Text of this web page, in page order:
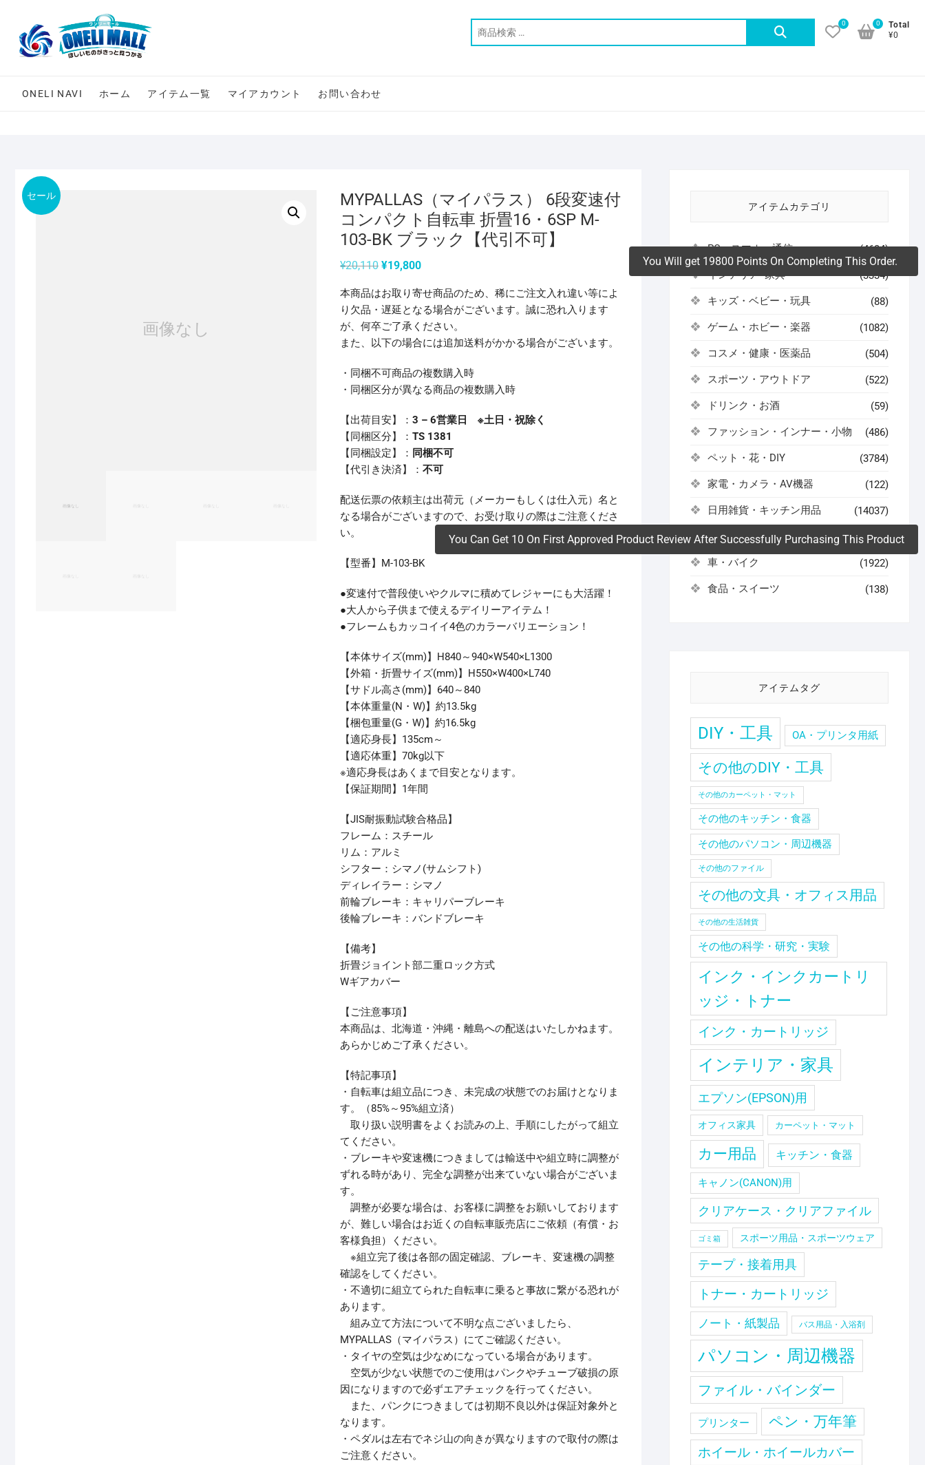
content
0
Total
¥0
0
ONELI NAVI ホーム アイテム一覧 マイアカウント お問い合わせ
セール
MYPALLAS（マイパラス） 6段変速付
コンパクト自転車 折畳16・6SP M-
103-BK ブラック【代引不可】
¥20,110 元
格
は
¥20,110
で
し
た。
¥19,800現
価
格
は
¥19,800
で
す。
本商品はお取り寄せ商品のため、稀にご注文入れ違い等によ
り欠品・遅延となる場合がございます。誠に恐れ入ります
が、何卒ご了承ください。
また、以下の場合には追加送料がかかる場合がございます。
・同梱不可商品の複数購入時
・同梱区分が異なる商品の複数購入時
【出荷目安】： 3 – 6営業日 ※土日・祝除く
【同梱区分】： TS 1381
【同梱設定】： 同梱不可
【代引き決済】： 不可
配送伝票の依頼主は出荷元（メーカーもしくは仕入元）名と
なる場合がございますので、お受け取りの際はご注意くださ
い。
【型番】M-103-BK
●変速付で普段使いやクルマに積めてレジャーにも大活躍！
●大人から子供まで使えるデイリーアイテム！
●フレームもカッコイイ4色のカラーバリエーション！
【本体サイズ(mm)】H840～940×W540×L1300
【外箱・折畳サイズ(mm)】H550×W400×L740
【サドル高さ(mm)】640～840
【本体重量(N・W)】約13.5kg
【梱包重量(G・W)】約16.5kg
【適応身長】135cm～
【適応体重】70kg以下
※適応身長はあくまで目安となります。
【保証期間】1年間
【JIS耐振動試験合格品】
フレーム：スチール
リム：アルミ
シフター：シマノ(サムシフト)
ディレイラー：シマノ
前輪ブレーキ：キャリパーブレーキ
後輪ブレーキ：バンドブレーキ
【備考】
折畳ジョイント部二重ロック方式
Wギアカバー
【ご注意事項】
本商品は、北海道・沖縄・離島への配送はいたしかねます。
あらかじめご了承ください。
【特記事項】
・自転車は組立品につき、未完成の状態でのお届けとなりま
す。（85%～95%組立済）
取り扱い説明書をよくお読みの上、手順にしたがって組立
てください。
・ブレーキや変速機につきましては輸送中や組立時に調整が
ずれる時があり、完全な調整が出来ていない場合がございま
す。
調整が必要な場合は、お客様に調整をお願いしております
が、難しい場合はお近くの自転車販売店にご依頼（有償・お
客様負担）ください。
※組立完了後は各部の固定確認、ブレーキ、変速機の調整
確認をしてください。
・不適切に組立てられた自転車に乗ると事故に繋がる恐れが
あります。
組み立て方法について不明な点ございましたら、
MYPALLAS（マイパラス）にてご確認ください。
・タイヤの空気は少なめになっている場合があります。
空気が少ない状態でのご使用はパンクやチューブ破損の原
因になりますので必ずエアチェックを行ってください。
また、パンクにつきましては初期不良以外は保証対象外と
なります。
・ペダルは左右でネジ山の向きが異なりますので取付の際は
ご注意ください。
You Will get 19800 Points On Completing This Order.
You Can Get 10 On First Approved Product Review After Successfully Purchasing This Product
アイテムカテゴリ
PC・スマホ・通信 (4634)
インテリア･家具 (3334)
キッズ・ベビー・玩具 (88)
ゲーム・ホビー・楽器 (1082)
コスメ・健康・医薬品 (504)
スポーツ・アウトドア (522)
ドリンク・お酒 (59)
ファッション・インナー・小物 (486)
ペット・花・DIY (3784)
家電・カメラ・AV機器 (122)
日用雑貨・キッチン用品 (14037)
美容・コスメ (66)
車・バイク (1922)
食品・スイーツ (138)
アイテムタグ
DIY・工具 OA・プリンタ用紙
その他のDIY・工具
その他のカーペット・マット
その他のキッチン・食器
その他のパソコン・周辺機器
その他のファイル
その他の文具・オフィス用品
その他の生活雑貨
その他の科学・研究・実験
インク・インクカートリ
ッジ・トナー
インク・カートリッジ
インテリア・家具
エプソン(EPSON)用
オフィス家具 カーペット・マット
カー用品 キッチン・食器
キャノン(CANON)用
クリアケース・クリアファイル
ゴミ箱 スポーツ用品・スポーツウェア
テープ・接着用具
トナー・カートリッジ
ノート・紙製品 バス用品・入浴剤
パソコン・周辺機器
ファイル・バインダー
プリンター ペン・万年筆
ホイール・ホイールカバー